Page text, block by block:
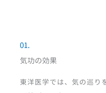
01.
気功の効果
東洋医学では、気の巡り